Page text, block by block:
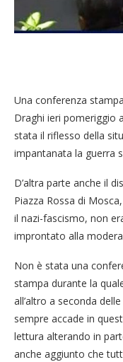
Una conferenza
Draghi ieri pomeriggio
stata il riflesso della
impantanata la guerra
D’altra parte anche il
Piazza Rossa di
il nazi-fascismo, non
improntato alla
Non è stata una
stampa durante la
all’altro a seconda
sempre accade in
lettura alterando in
anche aggiunto che